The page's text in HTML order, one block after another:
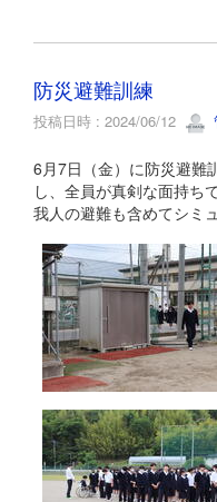
防災避難訓練
投稿日時 : 2024/06/12
6月7日（金）に防災避難
し、全員が真剣な面持ち
我人の避難も含めてシミ